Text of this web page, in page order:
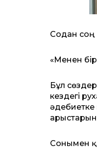
Содан соң
«Менен
Бұл
кездегі
әдебиетке
Сонымен